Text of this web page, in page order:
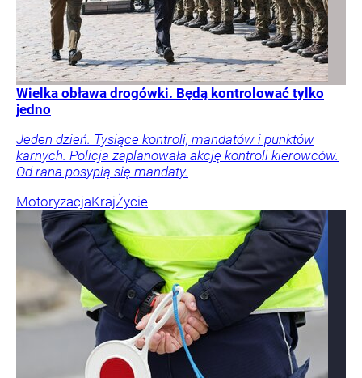
Wielka obława drogówki. Będą kontrolować tylko
jedno
Jeden dzień. Tysiące kontroli, mandatów i punktów
karnych. Policja zaplanowała akcję kontroli kierowców.
Od rana posypią się mandaty.
MotoryzacjaKrajŻycie